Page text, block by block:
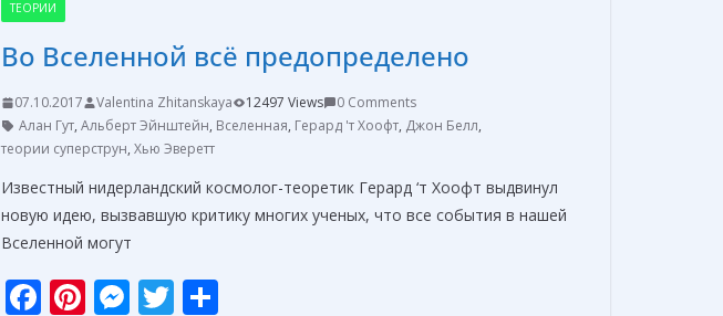
ТЕОРИИ
Во Вселенной всё предопределено
07.10.2017 Valentina Zhitanskaya 12497 Views
0 Comments
Алан Гут, Альберт Эйнштейн, Вселенная, Герард 'т Хоофт, Джон Белл,
теории суперструн, Хью Эверетт
Известный нидерландский космолог-теоретик Герард ‘т Хоофт выдвинул
новую идею, вызвавшую критику многих ученых, что все события в нашей
Вселенной могут
F Pi M T